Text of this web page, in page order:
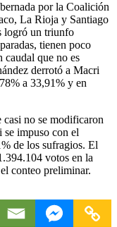
por la Coalición
La Rioja y Santiago
logró un triunfo
tienen poco
caudal que no es
derrotó a Macri
a 33,91% y en
no se modificaron
impuso con el
de los sufragios. El
votos en la
conteo preliminar.